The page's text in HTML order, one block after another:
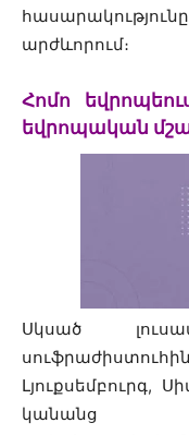
արժևորում։
Հոմո
եվրոպական
Սկսած
Լյուքսեմբուրգ,
կանանց